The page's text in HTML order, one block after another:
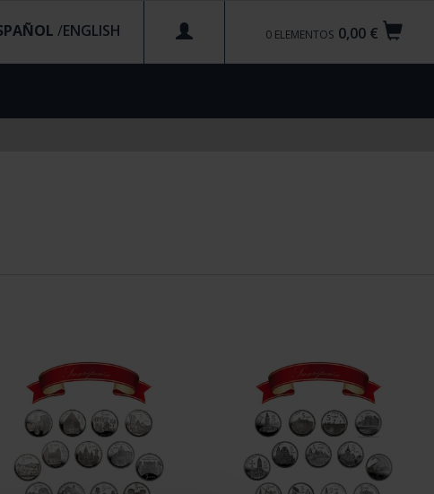
0,00 €
0 ELEMENTOS
/